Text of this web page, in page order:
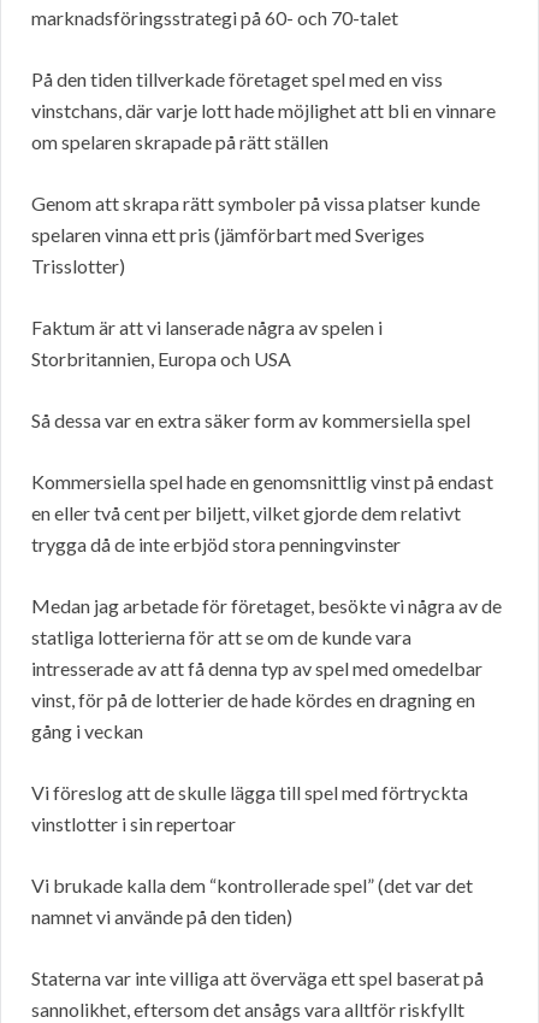
marknadsföringsstrategi på 60- och 70-talet
På den tiden tillverkade företaget spel med en viss
vinstchans, där varje lott hade möjlighet att bli en vinnare
om spelaren skrapade på rätt ställen
Genom att skrapa rätt symboler på vissa platser kunde
spelaren vinna ett pris (jämförbart med Sveriges
Trisslotter)
Faktum är att vi lanserade några av spelen i
Storbritannien, Europa och USA
Så dessa var en extra säker form av kommersiella spel
Kommersiella spel hade en genomsnittlig vinst på endast
en eller två cent per biljett, vilket gjorde dem relativt
trygga då de inte erbjöd stora penningvinster
Medan jag arbetade för företaget, besökte vi några av de
statliga lotterierna för att se om de kunde vara
intresserade av att få denna typ av spel med omedelbar
vinst, för på de lotterier de hade kördes en dragning en
gång i veckan
Vi föreslog att de skulle lägga till spel med förtryckta
vinstlotter i sin repertoar
Vi brukade kalla dem “kontrollerade spel” (det var det
namnet vi använde på den tiden)
Staterna var inte villiga att överväga ett spel baserat på
sannolikhet, eftersom det ansågs vara alltför riskfyllt